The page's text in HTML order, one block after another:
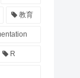
教育
R